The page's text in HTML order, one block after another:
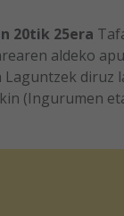
20tik 25era
aldeko
Laguntzek diruz
(Ingurumen